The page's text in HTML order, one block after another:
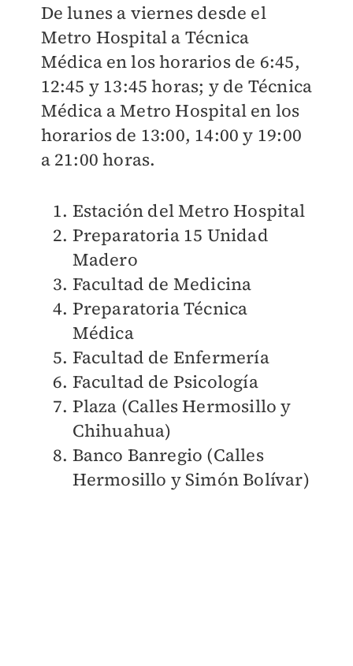
De lunes a viernes desde el
Metro Hospital a Técnica
Médica en los horarios de 6:45,
12:45 y 13:45 horas; y de Técnica
Médica a Metro Hospital en los
horarios de 13:00, 14:00 y 19:00
a 21:00 horas.
Estación del Metro Hospital
Preparatoria 15 Unidad
Madero
Facultad de Medicina
Preparatoria Técnica
Médica
Facultad de Enfermería
Facultad de Psicología
Plaza (Calles Hermosillo y
Chihuahua)
Banco Banregio (Calles
Hermosillo y Simón Bolívar)